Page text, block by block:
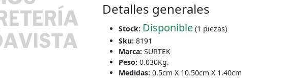
Detalles generales
Stock: Disponible (1 piezas)
Sku: 8191
Marca: SURTEK
Peso: 0.030Kg.
Medidas: 0.5cm X 10.50cm X 1.40cm